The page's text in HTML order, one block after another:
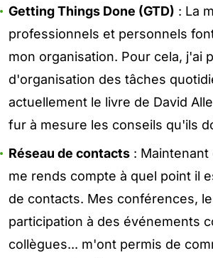
Getting Things Done (GTD) : La
professionnels et personnels
mon organisation. Pour cela, j'ai
d'organisation des tâches
actuellement le livre de David
fur à mesure les conseils qu'ils
Réseau de contacts :
me rends compte à quel point il
de contacts. Mes conférences,
participation à des événements
collègues... m'ont permis de